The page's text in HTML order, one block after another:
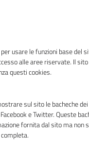
di
usare le funzioni base del
alle aree riservate. Il
questi cookies.
sul sito le bacheche
e Twitter. Queste
fornita dal sito ma non